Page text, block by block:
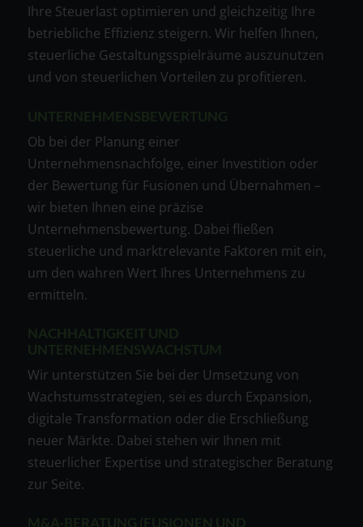
Ihre Steuerlast optimieren und gleichzeitig Ihre
betriebliche Effizienz steigern. Wir helfen Ihnen,
steuerliche Gestaltungsspielräume auszunutzen
und von steuerlichen Vorteilen zu profitieren.
UNTERNEHMENSBEWERTUNG
Ob bei der Planung einer
Unternehmensnachfolge, einer Investition oder
der Bewertung für Fusionen und Übernahmen –
wir bieten Ihnen eine präzise
Unternehmensbewertung. Dabei fließen
steuerliche und marktrelevante Faktoren mit ein,
um den wahren Wert Ihres Unternehmens zu
ermitteln.
NACHHALTIGKEIT UND
UNTERNEHMENSWACHSTUM
Wir unterstützen Sie bei der Umsetzung von
Wachstumsstrategien, sei es durch Expansion,
digitale Transformation oder die Erschließung
neuer Märkte. Dabei stehen wir Ihnen mit
steuerlicher Expertise und strategischer Beratung
zur Seite.
M&A-BERATUNG (FUSIONEN UND